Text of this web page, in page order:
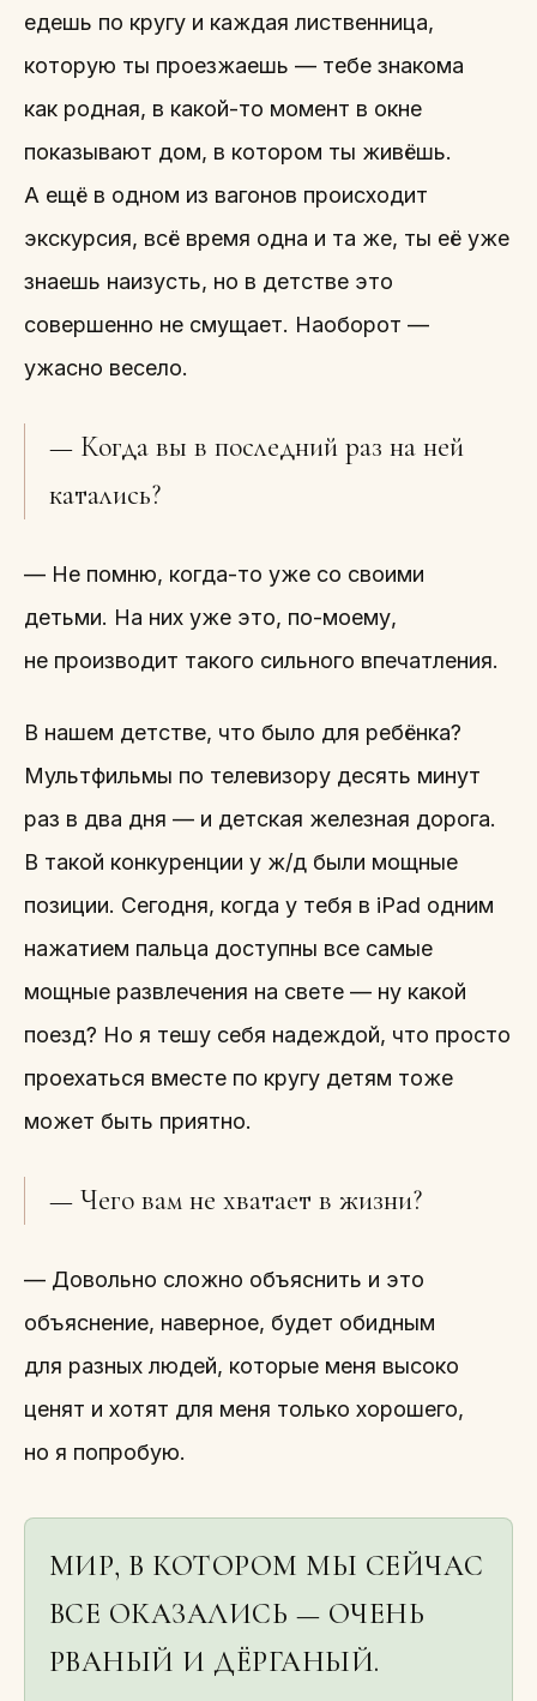
едешь по кругу и каждая лиственница,
которую ты проезжаешь — тебе знакома
как родная, в какой-то момент в окне
показывают дом, в котором ты живёшь.
А ещё в одном из вагонов происходит
экскурсия, всё время одна и та же, ты её уже
знаешь наизусть, но в детстве это
совершенно не смущает. Наоборот —
ужасно весело.
— Когда вы в последний раз на ней
катались?
— Не помню, когда-то уже со своими
детьми. На них уже это, по-моему,
не производит такого сильного впечатления.
В нашем детстве, что было для ребёнка?
Мультфильмы по телевизору десять минут
раз в два дня — и детская железная дорога.
В такой конкуренции у ж/д были мощные
позиции. Сегодня, когда у тебя в iPad одним
нажатием пальца доступны все самые
мощные развлечения на свете — ну какой
поезд? Но я тешу себя надеждой, что просто
проехаться вместе по кругу детям тоже
может быть приятно.
— Чего вам не хватает в жизни?
— Довольно сложно объяснить и это
объяснение, наверное, будет обидным
для разных людей, которые меня высоко
ценят и хотят для меня только хорошего,
но я попробую.
МИР, В КОТОРОМ МЫ СЕЙЧАС
ВСЕ ОКАЗАЛИСЬ — ОЧЕНЬ
РВАНЫЙ И ДЁРГАНЫЙ.